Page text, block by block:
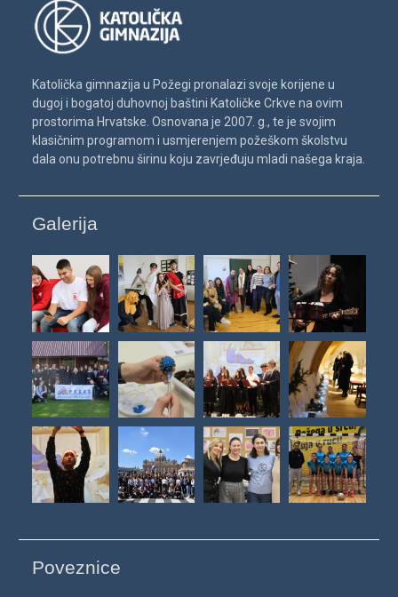
Katolička gimnazija u Požegi pronalazi svoje korijene u
dugoj i bogatoj duhovnoj baštini Katoličke Crkve na ovim
prostorima Hrvatske. Osnovana je 2007. g., te je svojim
klasičnim programom i usmjerenjem požeškom školstvu
dala onu potrebnu širinu koju zavrjeđuju mladi našega kraja.
Galerija
Poveznice